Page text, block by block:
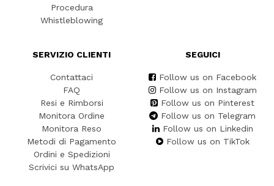
Procedura
Whistleblowing
SERVIZIO CLIENTI
Contattaci
FAQ
Resi e Rimborsi
Monitora Ordine
Monitora Reso
Metodi di Pagamento
Ordini e Spedizioni
Scrivici su WhatsApp
SEGUICI
Follow us on Facebook
Follow us on Instagram
Follow us on Pinterest
Follow us on Telegram
Follow us on Linkedin
Follow us on TikTok